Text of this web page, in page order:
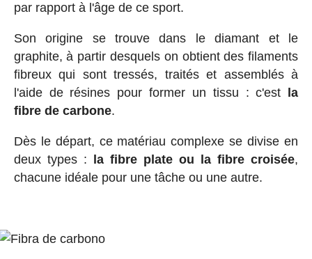
par rapport à l'âge de ce sport.
Son origine se trouve dans le diamant et le
graphite, à partir desquels on obtient des filaments
fibreux qui sont tressés, traités et assemblés à
l'aide de résines pour former un tissu : c'est
la
fibre de carbone.
Dès le départ, ce matériau complexe se divise en
deux types :
la fibre plate ou la fibre croisée,
chacune idéale pour une tâche ou une autre.